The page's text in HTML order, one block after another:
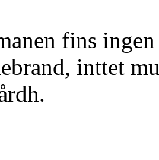
fins
inttet